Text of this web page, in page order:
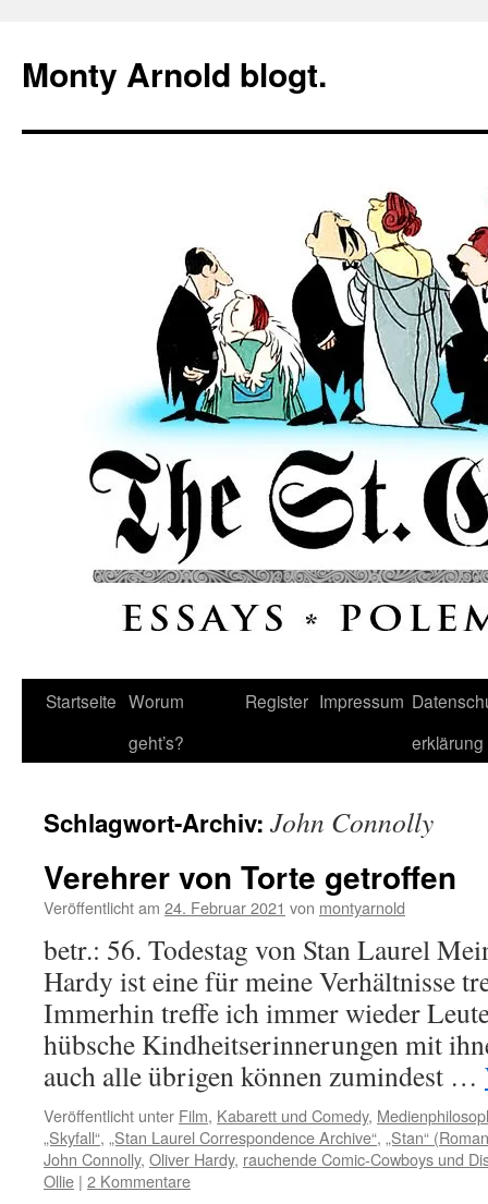
springen
Monty Arnold blogt.
Startseite Worum
geht’s?
Register Impressum
erklärung
Schlagwort-Archiv: John Connolly
Verehrer von Torte getroffen
Veröffentlicht am 24. Februar 2021 von montyarnold
betr.: 56. Todestag von Stan Laurel
Hardy ist eine für meine Verhältnisse
Immerhin treffe ich immer wieder
hübsche Kindheitserinnerungen mit
auch alle übrigen können zumindest …
Veröffentlicht unter Film, Kabarett und Comedy,
„Skyfall“, „Stan Laurel Correspondence Archive“, „Stan“
John Connolly, Oliver Hardy, rauchende Comic-Cowboys und
Ollie | 2 Kommentare